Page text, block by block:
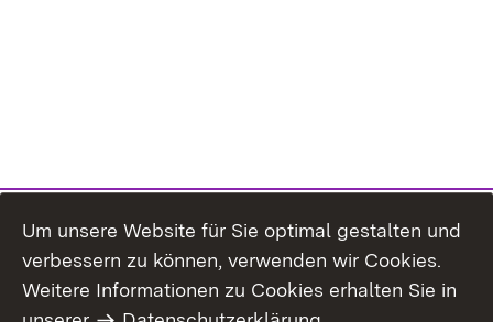
Themenübersicht
Um unsere Website für Sie optimal gestalten und
verbessern zu können, verwenden wir Cookies.
Weitere Informationen zu Cookies erhalten Sie in